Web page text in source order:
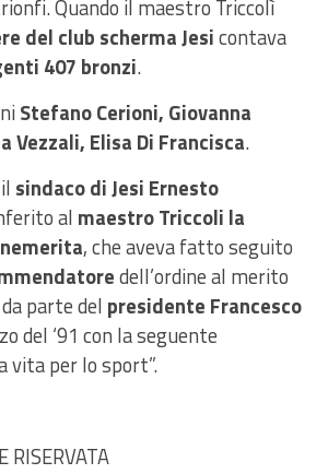
Quando il maestro Triccolì
del club scherma Jesicontava
407 bronzi.
Stefano Cerioni, Giovanna
Vezzali, Elisa Di Francisca.
sindaco di Jesi Ernesto
al maestro Triccoli la
, che aveva fatto seguito
dell’ordine al merito
parte del presidente Francesco
del ‘91 con la seguente
vita per lo sport”.
RISERVATA